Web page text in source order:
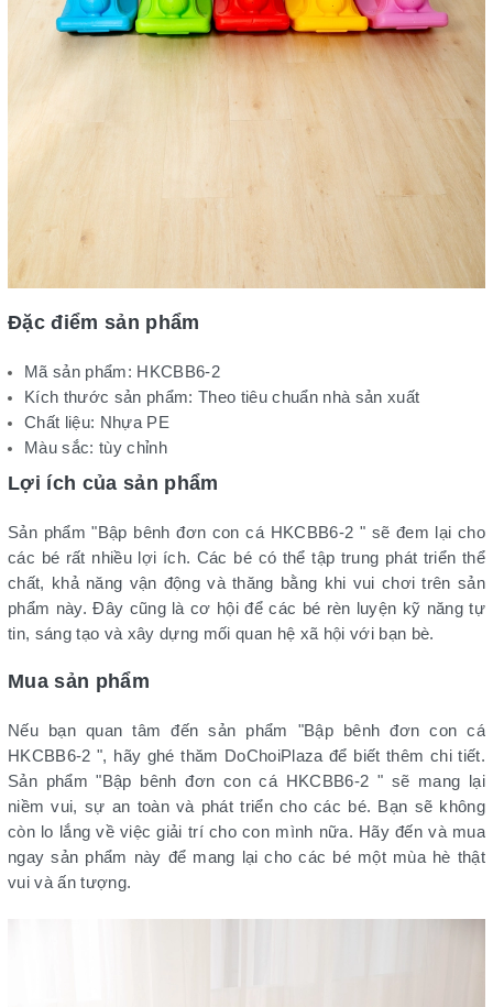
Đặc điểm sản phẩm
Mã sản phẩm: HKCBB6-2
Kích thước sản phẩm: Theo tiêu chuẩn nhà sản xuất
Chất liệu: Nhựa PE
Màu sắc: tùy chỉnh
Lợi ích của sản phẩm
Sản phẩm "Bập bênh đơn con cá HKCBB6-2 " sẽ đem lại cho
các bé rất nhiều lợi ích. Các bé có thể tập trung phát triển thể
chất, khả năng vận động và thăng bằng khi vui chơi trên sản
phẩm này. Đây cũng là cơ hội để các bé rèn luyện kỹ năng tự
tin, sáng tạo và xây dựng mối quan hệ xã hội với bạn bè.
Mua sản phẩm
Nếu bạn quan tâm đến sản phẩm "Bập bênh đơn con cá
HKCBB6-2 ", hãy ghé thăm DoChoiPlaza để biết thêm chi tiết.
Sản phẩm "Bập bênh đơn con cá HKCBB6-2 " sẽ mang lại
niềm vui, sự an toàn và phát triển cho các bé. Bạn sẽ không
còn lo lắng về việc giải trí cho con mình nữa. Hãy đến và mua
ngay sản phẩm này để mang lại cho các bé một mùa hè thật
vui và ấn tượng.